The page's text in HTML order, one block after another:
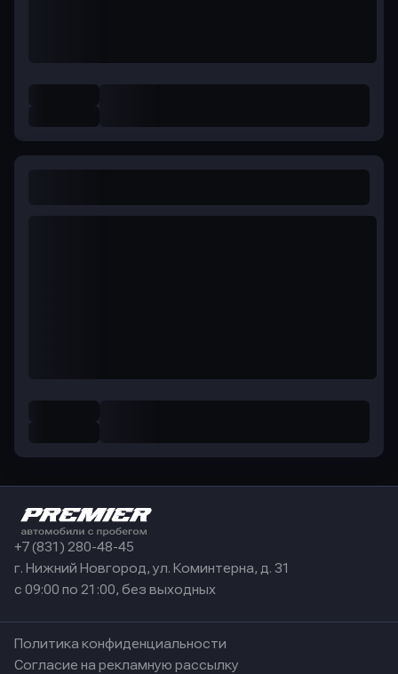
+7 (831) 280-48-45
г. Нижний Новгород, ул. Коминтерна, д. 31
с 09:00 по 21:00, без выходных
Политика конфиденциальности
Согласие на рекламную рассылку